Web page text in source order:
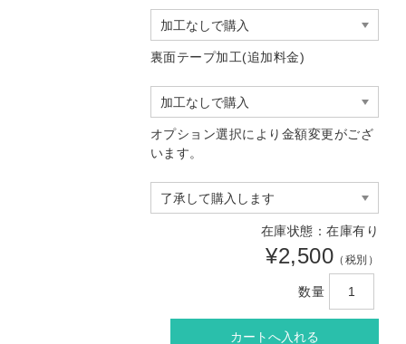
裏面テープ加工(追加料金)
オプション選択により金額変更がござ
います。
在庫状態：在庫有り
¥2,500 （税別）
数量